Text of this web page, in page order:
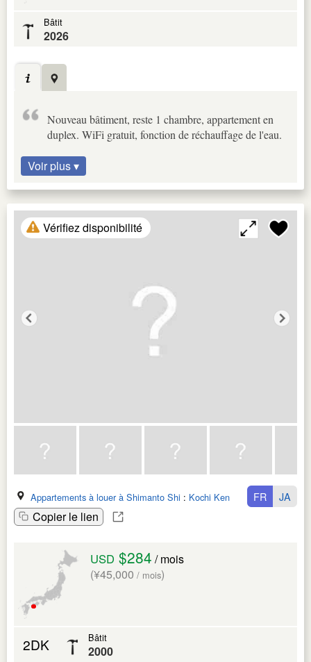
Bâtit
2026
Nouveau bâtiment, reste 1 chambre, appartement en
duplex. WiFi gratuit, fonction de réchauffage de l'eau.
Voir plus ▾
Vérifiez disponibilité
Appartements à louer à Shimanto Shi : Kochi Ken
Copier le lien
FR JA
USD $284 / mois
(¥45,000 / mois)
2DK Bâtit
2000